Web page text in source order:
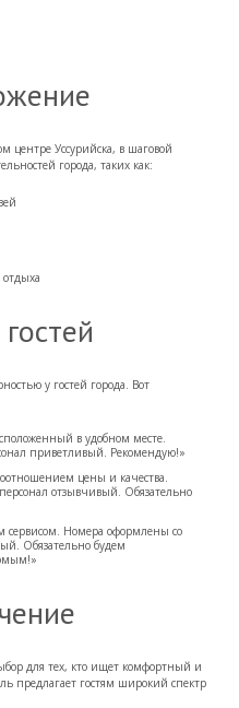
центре Уссурийска, в шаговой
города, таких как:
у гостей города. Вот
в удобном месте.
приветливый. Рекомендую!»
цены и качества.
отзывчивый. Обязательно
сервисом. Номера оформлены со
Обязательно будем
для тех, кто ищет комфортный и
предлагает гостям широкий спектр